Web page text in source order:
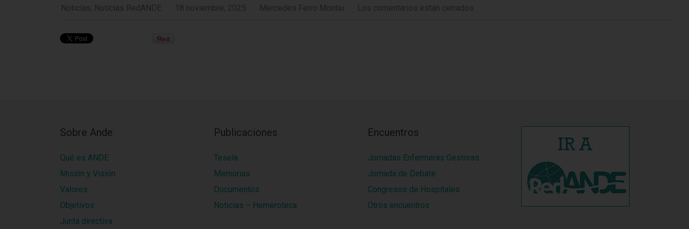
Noticias, Noticias RedANDE 18 noviembre, 2025 Mercedes Ferro Montiu Los comentarios están cerrados.
Sobre Ande
Qué es ANDE
Misión y Visión
Valores
Objetivos
Junta directiva
Publicaciones
Tesela
Memorias
Documentos
Noticias – Hemeroteca
Encuentros
Jornadas Enfermeras Gestoras
Jornada de Debate
Congresos de Hospitales
Otros encuentros